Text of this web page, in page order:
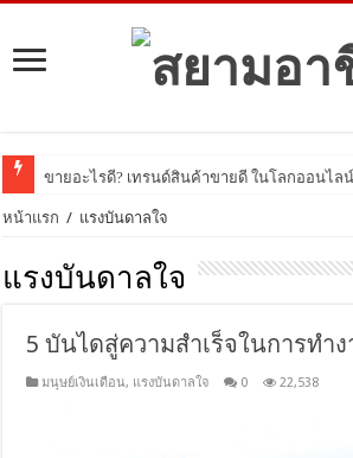
ขายอะไรดี? เทรนด์สินค้าขายดี ในโลกออนไลน์ ปี
หน้าแรก / แรงบันดาลใจ
แรงบันดาลใจ
5 บันไดสู่ความสำเร็จในการทำ
มนุษย์เงินเดือน, แรงบันดาลใจ 0 22,538